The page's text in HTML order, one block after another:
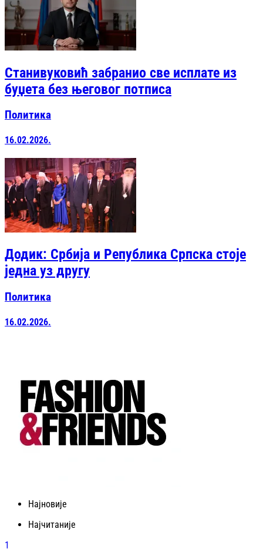
Станивуковић забранио све исплате из
буџета без његовог потписа
Политика
16.02.2026.
Додик: Србија и Република Српска стоје
једна уз другу
Политика
16.02.2026.
Најновије
Најчитаније
1